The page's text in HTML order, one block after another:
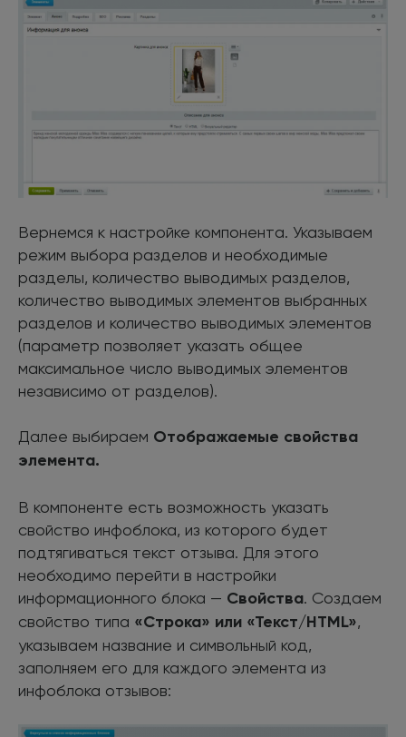
Вернемся к настройке компонента. Указываем
режим выбора разделов и необходимые
разделы, количество выводимых разделов,
количество выводимых элементов выбранных
разделов и количество выводимых элементов
(параметр позволяет указать общее
максимальное число выводимых элементов
независимо от разделов).
Далее выбираем Отображаемые свойства
элемента.
В компоненте есть возможность указать
свойство инфоблока, из которого будет
подтягиваться текст отзыва. Для этого
необходимо перейти в настройки
информационного блока — Свойства. Создаем
свойство типа «Строка» или «Текст/HTML»,
указываем название и символьный код,
заполняем его для каждого элемента из
инфоблока отзывов: